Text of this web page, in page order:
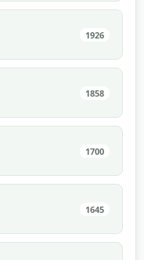
1926
1858
1700
1645